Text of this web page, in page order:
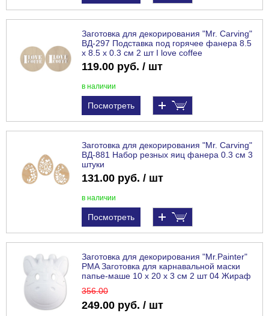
Заготовка для декорирования "Mr. Carving"
ВД-297 Подставка под горячее фанера 8.5
х 8.5 х 0.3 см 2 шт I love coffee
119.00 руб. / шт
в наличии
Посмотреть
Заготовка для декорирования "Mr. Carving"
ВД-881 Набор резных яиц фанера 0.3 см 3
штуки
131.00 руб. / шт
в наличии
Посмотреть
Заготовка для декорирования "Mr.Painter"
PMA Заготовка для карнавальной маски
папье-маше 10 х 20 х 3 см 2 шт 04 Жираф
356.00
249.00 руб. / шт